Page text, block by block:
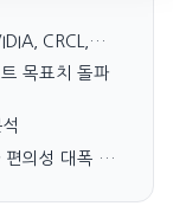
CRCL,
투자 전략 변화
목표치 돌파
편의성 대폭 향